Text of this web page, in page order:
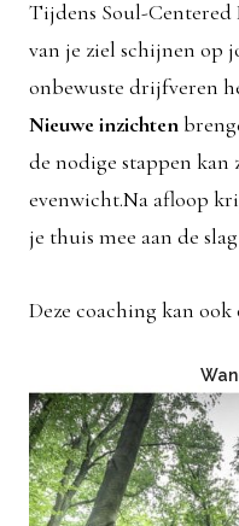
Tijdens Soul-
van je ziel schijnen op
onbewuste drijfveren
Nieuwe inzichten
de nodige stappen kan
evenwicht.Na afloop
je thuis mee aan de
Deze coaching kan